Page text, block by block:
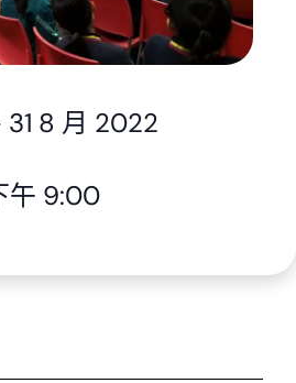
31 8 月 2022
午 9:00